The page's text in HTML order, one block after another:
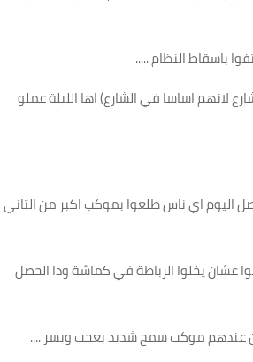
باسقاط النظام.....
لانهم اساسا في الشارع) اها الليلة عملو
اليوم اي ناس طلعوا بموكب اكبر من التاني
مستمرة من 2013 دايما بطلعوا سوا عشان يخلوا الرباطة في كماشة ودا الحصل
كان عندهم موكب سمح شديد يعجب ويسر ....